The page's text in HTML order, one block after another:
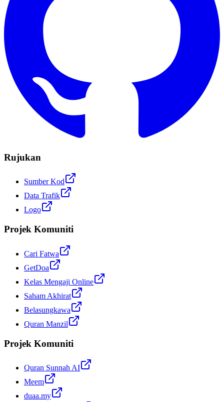
Rujukan
Sumber Kod
Data Trafik
Logo
Projek Komuniti
Cari Fatwa
GetDoa
Kelas Mengaji Online
Saham Akhirat
Belasungkawa
Quran Manzil
Projek Komuniti
Quran Sunnah AI
Meem
duaa.my